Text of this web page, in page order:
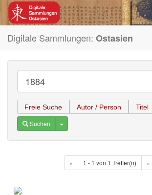
Digitale Sammlungen: Ostasien
Freie Suche Autor / Person Titel
Suchen Toggle Dropdown
« 1 - 1 von 1 Treffer(n) »